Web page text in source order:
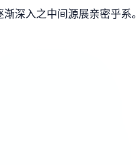
深入之中间源展亲密乎系。